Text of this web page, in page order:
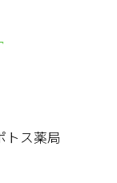
トス薬局